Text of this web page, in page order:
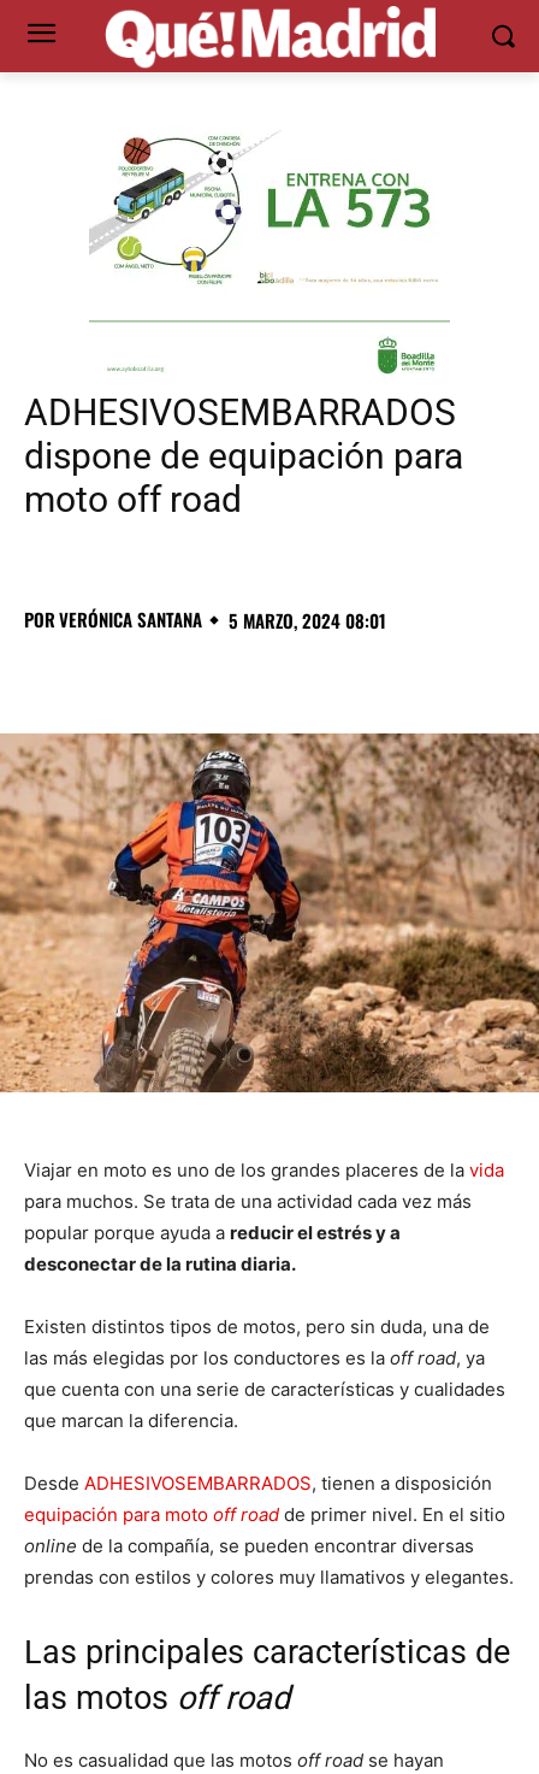
ADHESIVOSEMBARRADOS
dispone de equipación para
moto off road
PORVERÓNICA SANTANA 5 MARZO, 2024 08:01
Viajar en moto es uno de los grandes placeres de la vida
para muchos. Se trata de una actividad cada vez más
popular porque ayuda a reducir el estrés y a
desconectar de la rutina diaria.
Existen distintos tipos de motos, pero sin duda, una de
las más elegidas por los conductores es la off road, ya
que cuenta con una serie de características y cualidades
que marcan la diferencia.
Desde ADHESIVOSEMBARRADOS, tienen a disposición
equipación para moto off road de primer nivel. En el sitio
online de la compañía, se pueden encontrar diversas
prendas con estilos y colores muy llamativos y elegantes.
Las principales características de
las motos off road
No es casualidad que las motos off road se hayan